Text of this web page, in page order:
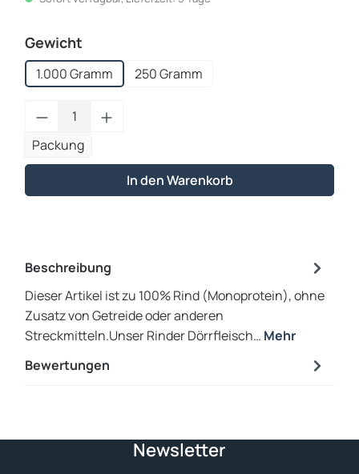
Gewicht
1.000 Gramm 250 Gramm
Produkt Anzahl: Gib den gewünschten
Packung
In den Warenkorb
Beschreibung
Dieser Artikel ist zu 100% Rind (Monoprotein), ohne
Zusatz von Getreide oder anderen
Streckmitteln.Unser Rinder Dörrfleisch… Mehr
Bewertungen
Newsletter